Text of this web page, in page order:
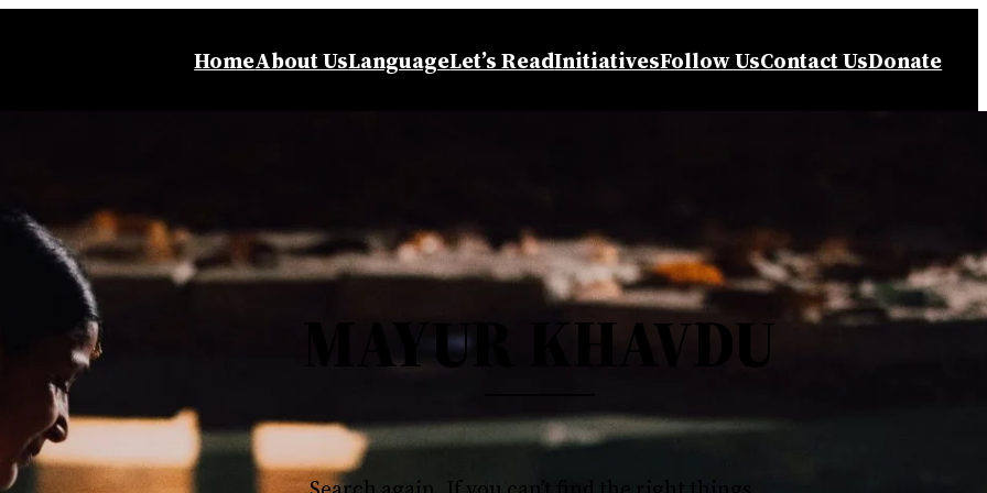
HomeAbout UsLanguageLet’s ReadInitiativesFollow UsContact UsDonate
MAYUR KHAVDU